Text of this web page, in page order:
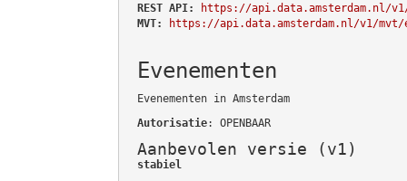
REST API:
https://api.data.amsterdam.nl/
MVT:
https://api.data.amsterdam.nl/v1/mvt/
Evenementen
Evenementen in Amsterdam
Autorisatie: OPENBAAR
Aanbevolen versie (v1)
stabiel